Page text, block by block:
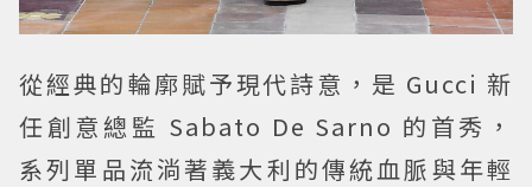
從經典的輪廓賦予現代詩意，是 Gucci 新
任創意總監 Sabato De Sarno 的首秀，
系列單品流淌著義大利的傳統血脈與年輕